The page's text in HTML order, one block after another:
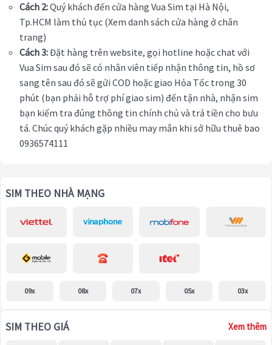
Cách 2:Quý khách đến cửa hàng Vua Sim tại Hà Nội,
Tp.HCM làm thủ tục (Xem danh sách cửa hàng ở chân
trang)
Cách 3:Đặt hàng trên website, gọi hotline hoặc chat với
Vua Sim sau đó sẽ có nhân viên tiếp nhận thông tin, hồ sơ
sang tên sau đó sẽ gửi COD hoặc giao Hỏa Tốc trong 30
phút (bạn phải hỗ trợ phí giao sim) đến tận nhà, nhận sim
bạn kiểm tra đúng thông tin chính chủ và trả tiền cho bưu
tá. Chúc quý khách gặp nhiều may mắn khi sở hữu thuê bao
0936574111
SIM THEO NHÀ MẠNG
09x 08x 07x 05x 03x
SIM THEO GIÁ Xem thêm